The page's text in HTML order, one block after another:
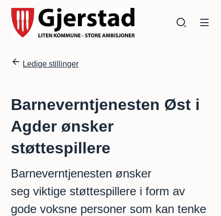
Gjerstad kommune
Du er her:
Ledige stillinger
Barneverntjenesten Øst i
Agder ønsker
støttespillere
Barneverntjenesten ønsker
seg viktige støttespillere i form av
gode voksne personer som kan tenke